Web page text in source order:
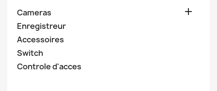
Cameras 
Enregistreur
Accessoires
Switch
Controle d'acces